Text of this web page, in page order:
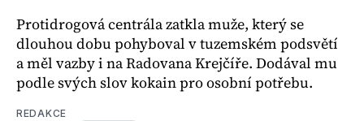
Protidrogová centrála zatkla muže, který se
dlouhou dobu pohyboval v tuzemském podsvětí
a měl vazby i na Radovana Krejčíře. Dodával mu
podle svých slov kokain pro osobní potřebu.
REDAKCE